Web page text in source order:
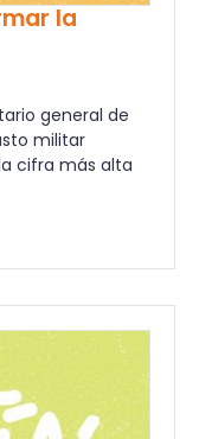
la
general de
militar
cifra más alta